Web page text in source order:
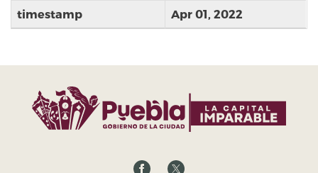
timestamp Apr 01, 2022